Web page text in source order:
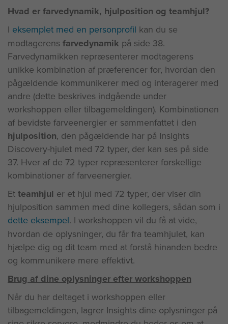
Hvad er farvedynamik, hjulposition og teamhjul?
I eksemplet med en personprofil kan du se
modtagerensfarvedynamik på side 38.
Farvedynamikken repræsenterer modtagerens
unikke kombination af præferencer for, hvordan den
pågældende kommunikerer med og interagerer med
andre (dette beskrives indgående under
workshoppen eller tilbagemeldingen). Kombinationen
af bevidste farveenergier er sammenfattet i den
hjulposition, den pågældende har på Insights
Discovery-hjulet med 72 typer, der kan ses på side
37. Hver af de 72 typer repræsenterer forskellige
kombinationer af farveenergier.
Etteamhjul er et hjul med 72 typer, der viser din
hjulposition sammen med dine kollegers, sådan som i
dette eksempel. I workshoppen vil du få at vide,
hvordan de oplysninger, du får fra teamhjulet, kan
hjælpe dig og dit team med at forstå hinanden bedre
og kommunikere mere effektivt.
Brug af dine oplysninger efter workshoppen
Når du har deltaget i workshoppen eller
tilbagemeldingen, lagrer Insights dine oplysninger på